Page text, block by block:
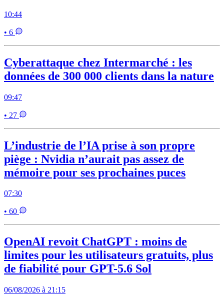
10:44
• 6
Cyberattaque chez Intermarché : les
données de 300 000 clients dans la nature
09:47
• 27
L’industrie de l’IA prise à son propre
piège : Nvidia n’aurait pas assez de
mémoire pour ses prochaines puces
07:30
• 60
OpenAI revoit ChatGPT : moins de
limites pour les utilisateurs gratuits, plus
de fiabilité pour GPT-5.6 Sol
06/08/2026 à 21:15